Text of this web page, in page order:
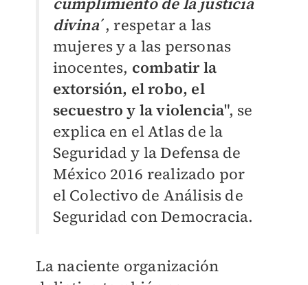
divina´, respetar a las
mujeres y a las personas
inocentes, combatir la
extorsión, el robo, el
secuestro y la violencia", se
explica en el Atlas de la
Seguridad y la Defensa de
México 2016 realizado por
el Colectivo de Análisis de
Seguridad con Democracia.
La naciente organización